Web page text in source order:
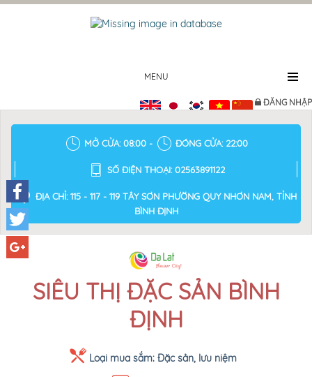
MENU
ĐĂNG NHẬP
MỞ CỬA: 08:00 - ĐÓNG CỬA: 22:00
SỐ ĐIỆN THOẠI: 02563891122
ĐỊA CHỈ: 115 - 117 - 119 TÂY SƠN PHƯỜNG QUY NHƠN NAM, TỈNH
BÌNH ĐỊNH
SIÊU THỊ ĐẶC SẢN BÌNH
ĐỊNH
Loại mua sắm: Đặc sản, lưu niệm
Facebook
Twitter